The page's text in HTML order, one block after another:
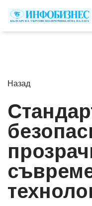
Назад